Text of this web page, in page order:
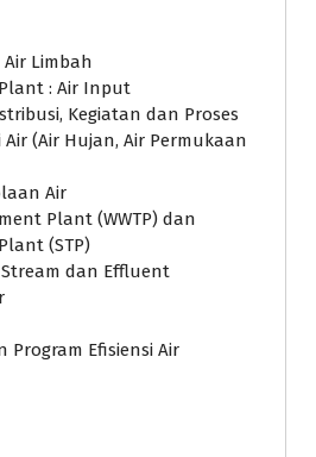
Limbah
: Air Input
Kegiatan dan Proses
(Air Hujan, Air Permukaan
Air
Plant (WWTP) dan
(STP)
dan Effluent
Efisiensi Air